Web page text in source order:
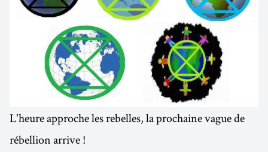
L'heure approche les rebelles, la prochaine vague de
rébellion arrive !